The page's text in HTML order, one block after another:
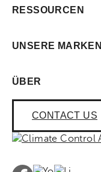
RESSOURCEN
UNSERE MARKEN
ÜBER
CONTACT US